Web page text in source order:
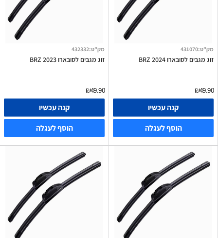
מק"ט:
431070
זוג מגבים לסובארו BRZ 2024
₪49.90
קנה עכשיו
הוסף לעגלה
מק"ט:
432332
זוג מגבים לסובארו BRZ 2023
₪49.90
קנה עכשיו
הוסף לעגלה